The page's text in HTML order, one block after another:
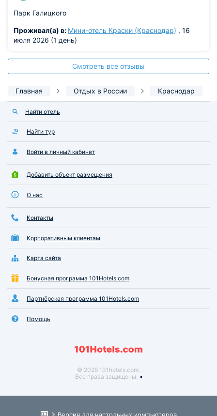
Парк Галицкого
Проживал(а) в: Мини-отель Краски (Краснодар) , 16
июля 2026 (1 день)
Смотреть все отзывы
Главная Отдых в России Краснодар
Найти отель
Найти тур
Войти в личный кабинет
Добавить объект размещения
О нас
Контакты
Корпоративным клиентам
Карта сайта
Бонусная программа 101Hotels.com
Партнёрская программа 101Hotels.com
Помощь
© 2026 101hotels.com.
Все права защищены.
Версия для настольных компьютеров